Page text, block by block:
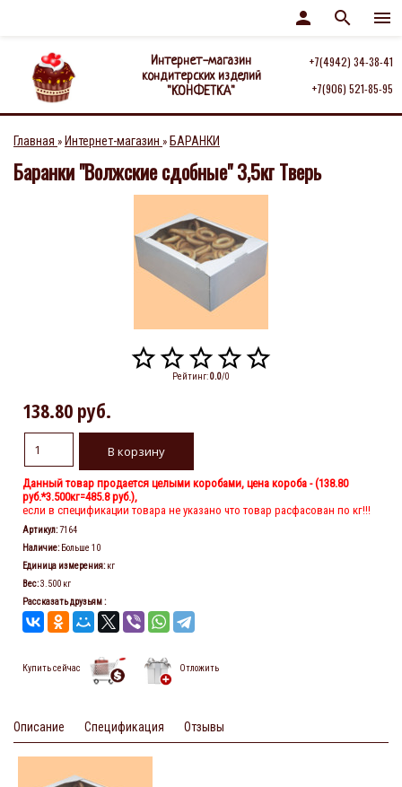
menu
search
person
Интернет-магазин
кондитерских изделий
"КОНФЕТКА"
+7(4942) 34-38-41
+7(906) 521-85-95
Главная » Интернет-магазин » БАРАНКИ
Баранки "Волжские сдобные" 3,5кг Тверь
Рейтинг:0.0/0
138.80 руб.
Данный товар продается целыми коробами, цена короба - (138.80
руб.*3.500кг=485.8 руб.),
если в спецификации товара не указано что товар расфасован по кг!!!
Артикул:7164
Наличие: Больше 10
Единица измерения: кг
Вес:3.500 кг
Рассказать друзьям:
Купить сейчас Отложить
Описание Спецификация Отзывы